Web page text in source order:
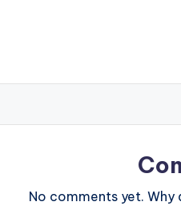
No comments yet. Why